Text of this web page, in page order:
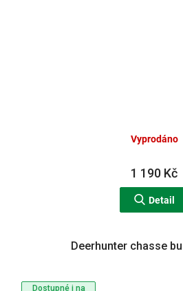
Vyprodáno
1 190 Kč
Detail
Dostupné i na
Deerhunter chasse